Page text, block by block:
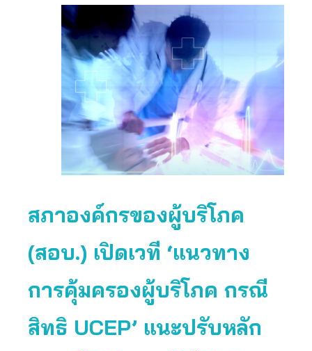
สภาองค์กรของผู้บริโภค
(สอบ.) เปิดเวที ‘แนวทาง
การคุ้มครองผู้บริโภค กรณี
สิทธิ UCEP’ แนะปรับหลัก